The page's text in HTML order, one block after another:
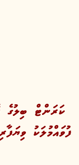
ކަރަންޓް ބިލުގެ
ފުވައްމުލަކު